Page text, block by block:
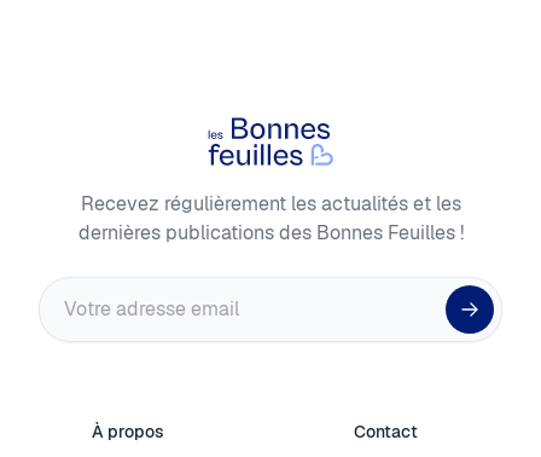
Les Bonnes Feuilles
Recevez régulièrement les actualités et les
dernières publications des Bonnes Feuilles !
Adresse email
À propos Contact